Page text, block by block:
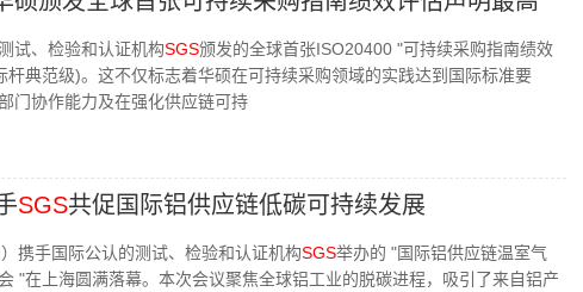
试、检验和认证机构SGS颁发的全球首张ISO20400 "可持续采购指南绩效
杆典范级)。这不仅标志着华硕在可持续采购领域的实践达到国际标准要
门协作能力及在强化供应链可持
SGS共促国际铝供应链低碳可持续发展
携手国际公认的测试、检验和认证机构SGS举办的 "国际铝供应链温室气
"在上海圆满落幕。本次会议聚焦全球铝工业的脱碳进程，吸引了来自铝产